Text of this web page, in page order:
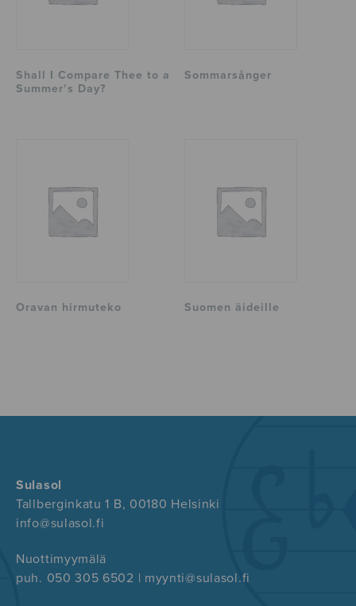
Shall I Compare Thee to a
Summer’s Day?
Sommarsånger
Oravan hirmuteko Suomen äideille
Sulasol
Tallberginkatu 1 B, 00180 Helsinki
info@sulasol.fi
Nuottimyymälä
puh. 050 305 6502 | myynti@sulasol.fi